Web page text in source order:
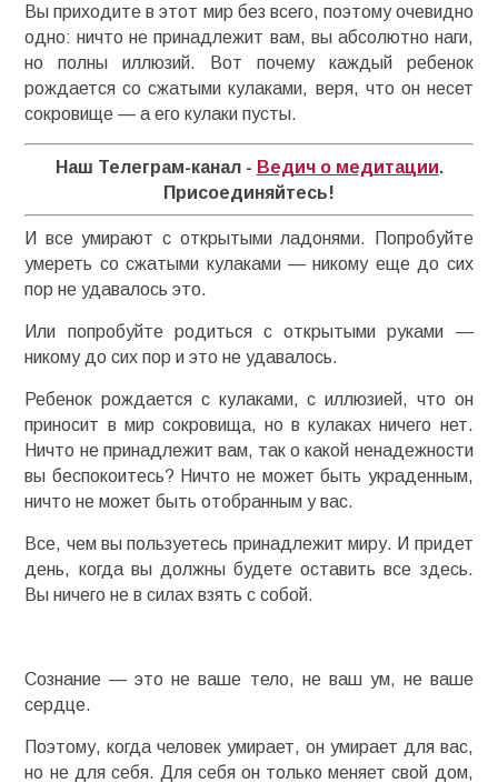
Вы приходите в этот мир без всего, поэтому очевидно
одно: ничто не принадлежит вам, вы абсолютно наги,
но полны иллюзий. Вот почему каждый ребенок
рождается со сжатыми кулаками, веря, что он несет
сокровище — а его кулаки пусты.
Наш Телеграм-канал - Ведич о медитации.
Присоединяйтесь!
И все умирают с открытыми ладонями. Попробуйте
умереть со сжатыми кулаками — никому еще до сих
пор не удавалось это.
Или попробуйте родиться с открытыми руками —
никому до сих пор и это не удавалось.
Ребенок рождается с кулаками, с иллюзией, что он
приносит в мир сокровища, но в кулаках ничего нет.
Ничто не принадлежит вам, так о какой ненадежности
вы беспокоитесь? Ничто не может быть украденным,
ничто не может быть отобранным у вас.
Все, чем вы пользуетесь принадлежит миру. И придет
день, когда вы должны будете оставить все здесь.
Вы ничего не в силах взять с собой.
Сознание — это не ваше тело, не ваш ум, не ваше
сердце.
Поэтому, когда человек умирает, он умирает для вас,
но не для себя. Для себя он только меняет свой дом,